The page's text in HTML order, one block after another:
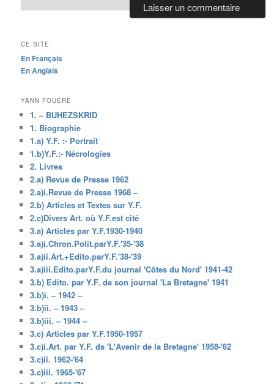
CE SITE
En Français
En Anglais
YANN FOUÉRÉ
1. – BUHEZSKRID
1. Biographie
1.a) Y.F. :- Portrait
1.b)Y.F.:- Nécrologies
2. Livres
2.a) Revue de Presse 1962
2.a)i.Revue de Presse 1968 –
2.b) Articles et Textes sur Y.F.
2.c)Divers Art. où Y.F.est cité
3.a) Articles par Y.F.1930-1940
3.a)i.Chron.Polit.parY.F.'35-'38
3.a)ii.Art.+Edito.parY.F.'38-'39
3.a)iii.Edito.parY.F.du journal 'Côtes du Nord' 1941-42
3.b) Edito. par Y.F. de son journal 'La Bretagne' 1941
3.b)i. – 1942 –
3.b)ii. – 1943 –
3.b)iii. – 1944 –
3.c) Articles par Y.F.1950-1957
3.c)i.Art. par Y.F. ds 'L'Avenir de la Bretagne' 1958-'62
3.c)ii. 1962-'64
3.c)iii. 1965-'67